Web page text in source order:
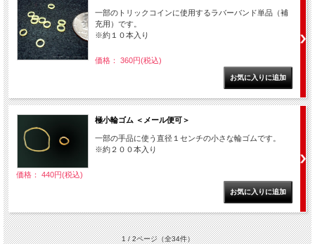
一部のトリックコインに使用するラバーバンド単品（補
充用）です。
※約１０本入り
価格： 360円(税込)
極小輪ゴム ＜メール便可＞
一部の手品に使う直径１センチの小さな輪ゴムです。
※約２００本入り
価格： 440円(税込)
1 / 2ページ（全34件）